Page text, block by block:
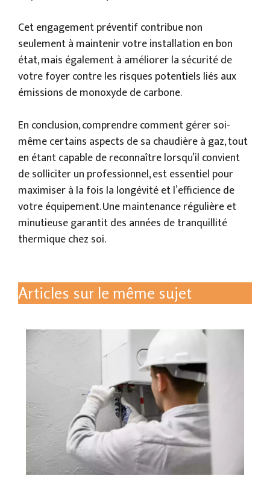
Cet engagement préventif contribue non
seulement à maintenir votre installation en bon
état, mais également à améliorer la sécurité de
votre foyer contre les risques potentiels liés aux
émissions de monoxyde de carbone.
En conclusion, comprendre comment gérer soi-
même certains aspects de sa chaudière à gaz, tout
en étant capable de reconnaître lorsqu’il convient
de solliciter un professionnel, est essentiel pour
maximiser à la fois la longévité et l’efficience de
votre équipement. Une maintenance régulière et
minutieuse garantit des années de tranquillité
thermique chez soi.
Articles sur le même sujet